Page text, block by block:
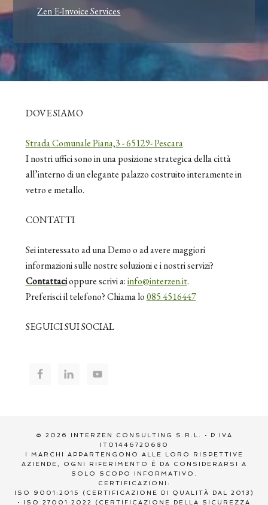
Zen E-Invoice Services
DOVE SIAMO
Strada Comunale Piana,3 - 65129- Pescara
I nostri uffici sono in una posizione strategica della città
all’interno di un elegante palazzo costruito interamente in
vetro e metallo.
CONTATTI
Sei interessato ad una Demo o ad avere maggiori
informazioni sulle nostre soluzioni e i nostri servizi?
Contattacioppure scrivi a:info@interzen.it.
Preferisci il telefono? Chiama lo085 4516447
SEGUICI SUI SOCIAL
© 2026 INTERZEN CONSULTING S.R.L. • P IVA
IT01446720680
I MARCHI APPARTENGONO ALLE LORO RISPETTIVE
AZIENDE, OGNI RIFERIMENTO È DA CONSIDERARSI A
SOLO SCOPO INFORMATIVO.
CERTIFICAZIONI:
ISO 9001:2015 (CERTIFICAZIONE DI QUALITÀ DAL 2013)
• ISO 27001:2022 (CERTIFICAZIONE DELLA SICUREZZA